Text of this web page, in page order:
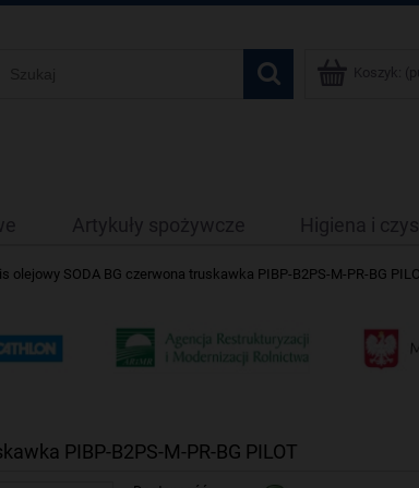
Koszyk:
Artykuły spożywcze Higiena i
olejowy SODA BG czerwona truskawka PIBP-B2PS-M-PR-BG
PIBP-B2PS-M-PR-BG PILOT